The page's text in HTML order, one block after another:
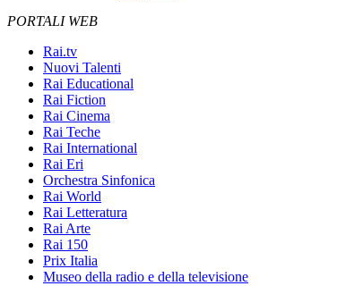
PORTALI WEB
Rai.tv
Nuovi Talenti
Rai Educational
Rai Fiction
Rai Cinema
Rai Teche
Rai International
Rai Eri
Orchestra Sinfonica
Rai World
Rai Letteratura
Rai Arte
Rai 150
Prix Italia
Museo della radio e della televisione